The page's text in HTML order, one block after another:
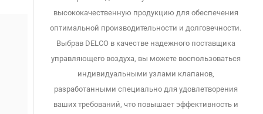
высококачественную продукцию для обеспечения
оптимальной производительности и долговечности.
Выбрав DELCO в качестве надежного поставщика
управляющего воздуха, вы можете воспользоваться
индивидуальными узлами клапанов,
разработанными специально для удовлетворения
ваших требований, что повышает эффективность и